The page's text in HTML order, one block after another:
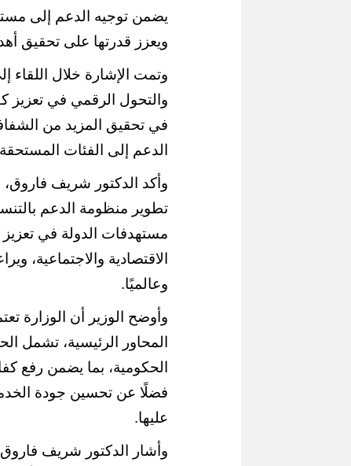
يضمن توجيه الدعم إلى
ويعزز قدرتها على تحقيق
وتمت الإشارة خلال اللقاء
والتحول الرقمي في تعزيز
في تحقيق المزيد من
الدعم إلى الفئات
وأكد الدكتور شريف فاروق،
تطوير منظومة الدعم
مستهدفات الدولة في تعزيز
الاقتصادية والاجتماعية،
وعالميًا.
وأوضح الوزير أن الوزارة
المحاور الرئيسية، تشمل
الحكومية، بما يضمن رفع
فضلًا عن تحسين جودة
عليها.
وأشار الدكتور شريف